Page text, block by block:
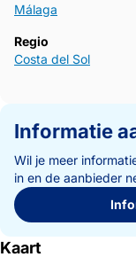
Málaga
Regio
Costa del Sol
Informatie
Wil je meer
in en de aanbieder
Kaart